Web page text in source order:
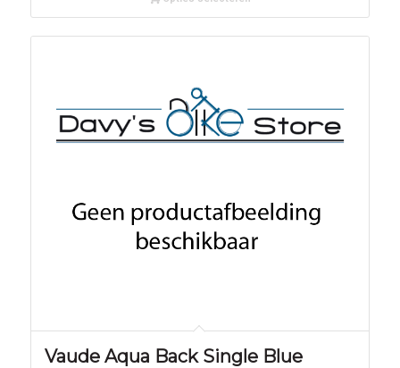
Vaude Aqua Back Single Blue